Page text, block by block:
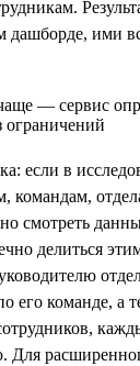
дашборде, ими
если в
командам,
смотреть
делиться
его команде, а